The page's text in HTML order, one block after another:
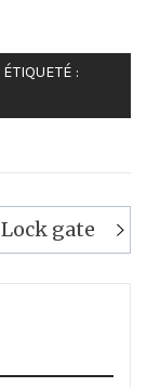
ÉTIQUETÉ :
Lock gate